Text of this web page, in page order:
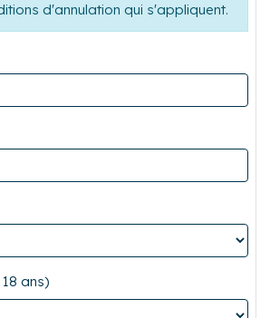
d'annulation qui s'appliquent.
ans)